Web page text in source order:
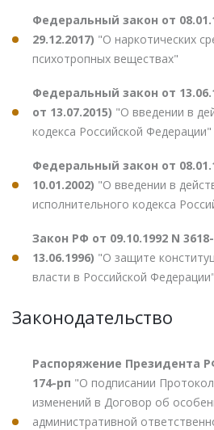
Федеральный закон от
29.12.2017) "О наркотических
психотропных веществах"
Федеральный закон от
от 13.07.2015) "О введении в
кодекса Российской Федерации"
Федеральный закон от
10.01.2002) "О введении в
исполнительного кодекса
Закон РФ от 09.10.1992 N
13.06.1996) "О защите
власти в Российской Федерации"
Законодательство
Распоряжение Президента
174-рп "О подписании
изменений в Договор об
административной